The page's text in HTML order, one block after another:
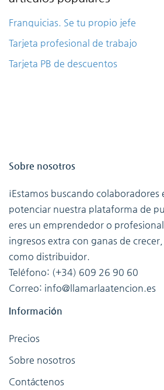
Franquicias. Se tu propio jefe
Tarjeta profesional de trabajo
Tarjeta PB de descuentos
Sobre nosotros
¡Estamos buscando
potenciar nuestra plataforma de
eres un emprendedor o
ingresos extra con ganas de
como distribuidor.
Teléfono: (+34) 609 26 90 60
Correo: info@llamarlaatencion.es
Información
Precios
Sobre nosotros
Contáctenos